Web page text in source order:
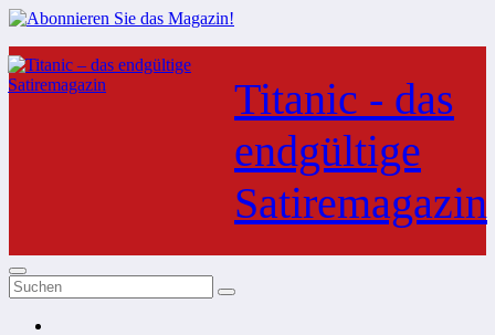
Zum
Inhalt
springen
Titanic - das
endgültige
Satiremagazin